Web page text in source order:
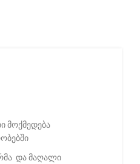
მოქმედება
და მაღალი